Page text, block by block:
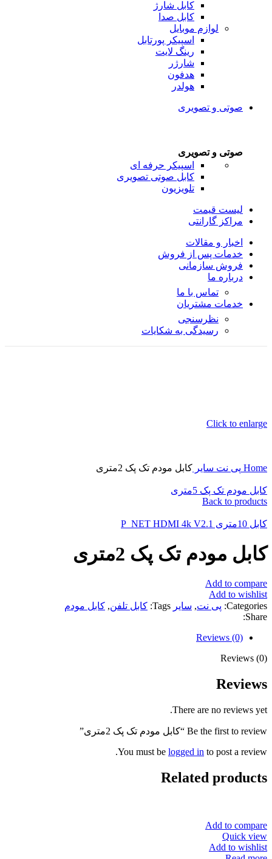
کابل شارژ
کابل صدا
لوازم موبایل
اسپیکر پورتابل
رینگ لایت
شارژر
هدفون
هولدر
صوتی و تصویری
صوتی و تصویری
اسپیکر حرفه ای
کابل صوتی تصویری
تلویزیون
لیست قیمت
مراکز گارانتی
اخبار و مقالات
خدمات پس از فروش
فروش سازمانی
درباره ما
تماس با ما
خدمات مشتریان
نظرسنجی
رسیدگی به شکایات
Click to enlarge
Home پی نت سایر کابل مودم تک پک 2متری
کابل مودم تک پک 5متری
Back to products
کابل 10متری P_NET HDMI 4k V2.1
کابل مودم تک پک 2متری
Add to compare
Add to wishlist
Categories: پی نت, سایر Tags: کابل تلفن, کابل مودم
Share:
Reviews (0)
Reviews (0)
Reviews
There are no reviews yet.
Be the first to review “کابل مودم تک پک 2متری”
You must be logged in to post a review.
Related products
Add to compare
Quick view
Add to wishlist